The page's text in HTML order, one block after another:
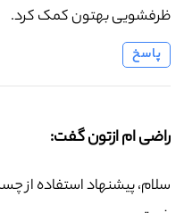
ظرفشویی بهتون کمک کرد.
پاسخ
راضی ام ازتون گفت:
سلام، پیشنهاد استفاده از